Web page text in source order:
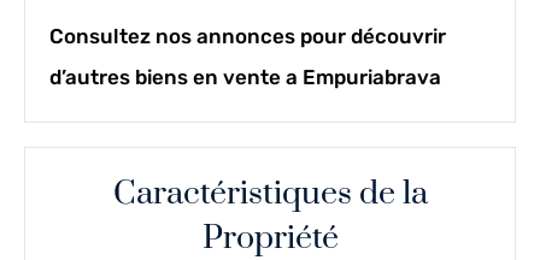
Consultez nos annonces pour découvrir
d’autres biens en vente a Empuriabrava
Caractéristiques de la
Propriété